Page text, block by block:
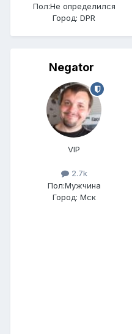
Пол:Не определился
Город: DPR
Negator
VIP
2.7k
Пол:Мужчина
Город: Мск